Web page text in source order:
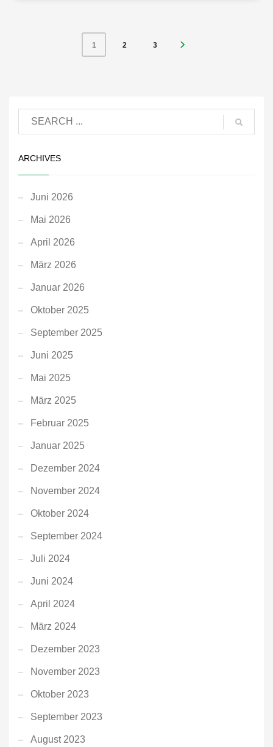
1 2 3
ARCHIVES
Juni 2026
Mai 2026
April 2026
März 2026
Januar 2026
Oktober 2025
September 2025
Juni 2025
Mai 2025
März 2025
Februar 2025
Januar 2025
Dezember 2024
November 2024
Oktober 2024
September 2024
Juli 2024
Juni 2024
April 2024
März 2024
Dezember 2023
November 2023
Oktober 2023
September 2023
August 2023